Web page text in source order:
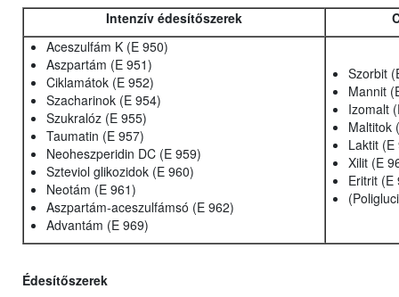
Intenzív édesítőszerek
Aceszulfám K (E 950)
Aszpartám (E 951)
Ciklamátok (E 952)
Szacharinok (E 954)
Szukralóz (E 955)
Taumatin (E 957)
Neoheszperidin DC (E 959)
Szteviol glikozidok (E 960)
Neotám (E 961)
Aszpartám-aceszulfámsó (E 962)
Advantám (E 969)
Szorbit
Mannit
Izomalt
Maltitok
Laktit (E
Xilit (E
Eritrit (E
Édesítőszerek